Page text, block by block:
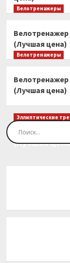
Велотренажеры
Велотренажер
(Лучшая цена)
Велотренажеры
Велотренажер
(Лучшая цена)
Эллиптические
(Лучшая